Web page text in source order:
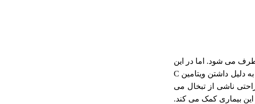
می شود. اما در این
میان راهکارهایی وجود دارد که تحمل این بیماری را راحت تر نموده و علایم آن را تا حدودی بهبود می بخشد. اگرچه مصرف مرکبات به دلیل داشتن ویتامین C
ناشی از تبخال می
بیماری کمک می کند.